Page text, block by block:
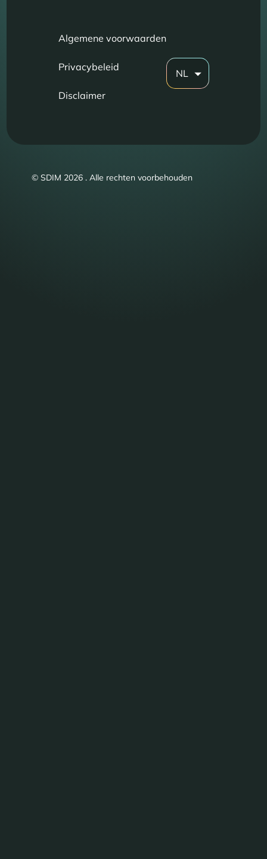
Algemene voorwaarden
Privacybeleid
Disclaimer
NL
© SDIM 2026 . Alle rechten voorbehouden